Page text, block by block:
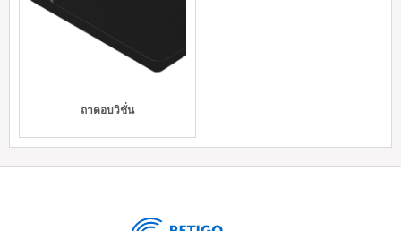
ถาดอบวิชั่น